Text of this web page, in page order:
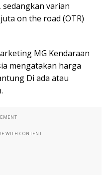
sedangkan varian
on the road (OTR)
MG Kendaraan
mengatakan harga
Di ada atau
WITH CONTENT